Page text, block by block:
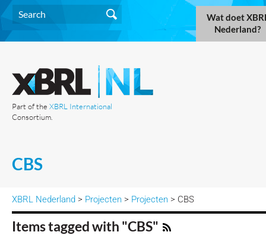
Wat doet
Nederland?
Part of the XBRL International
Consortium.
CBS
XBRL Nederland > Projecten > Projecten > CBS
Items tagged with "CBS"